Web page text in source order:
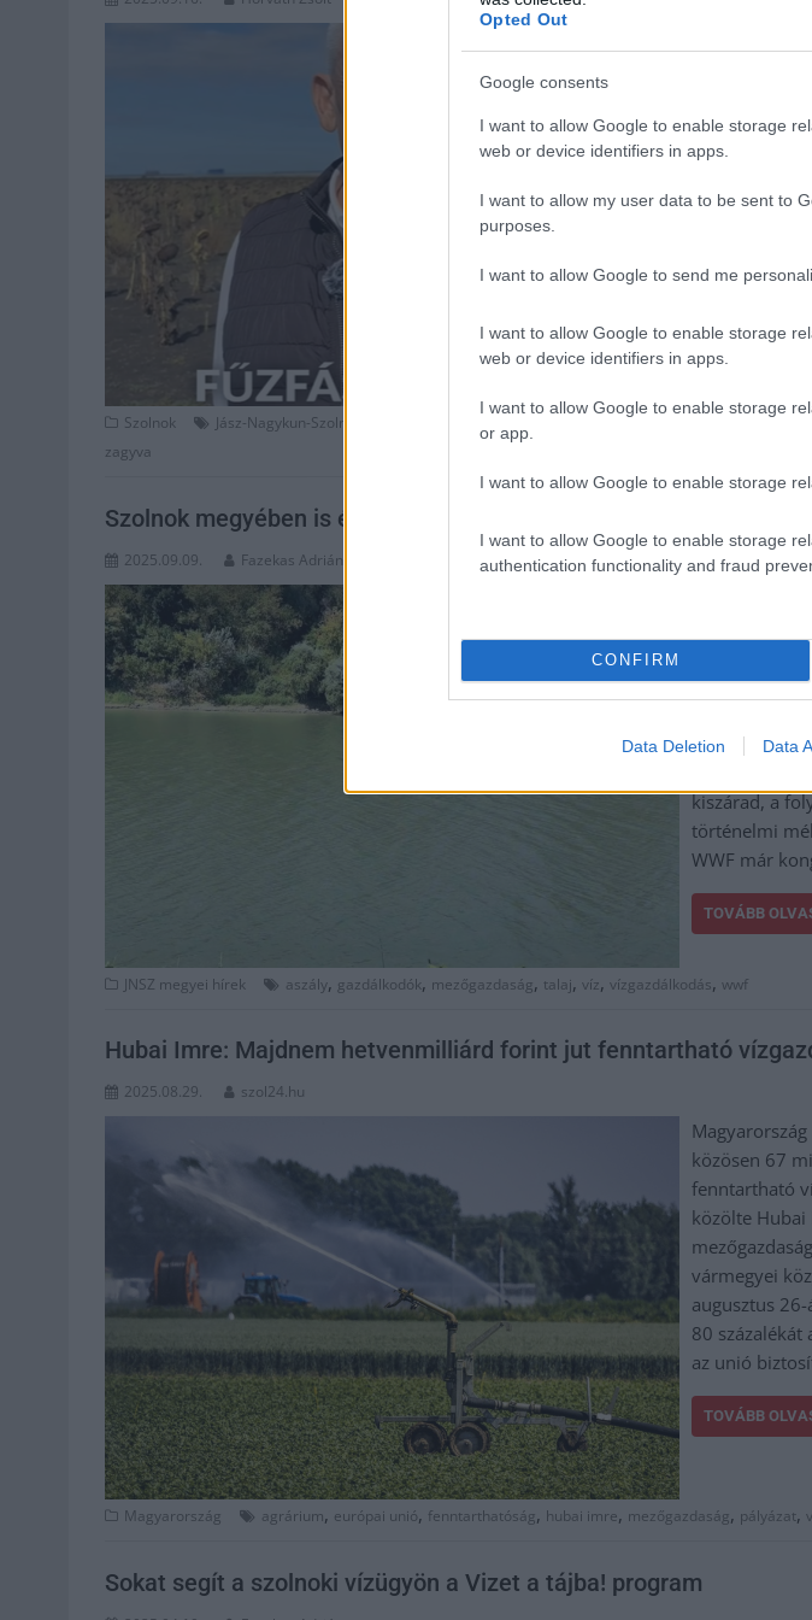
Opted Out
Google consents
I want to allow Google to enable storage
web or device identifiers in apps.
I want to allow my user data to be sent to
purposes.
I want to allow Google to send me
I want to allow Google to enable storage
web or device identifiers in apps.
I want to allow Google to enable storage
or app.
I want to allow Google to enable storage
I want to allow Google to enable storage
authentication functionality and fraud
CONFIRM
Data Deletion Data
szokásos
talaj
Szolnok Jász-Nagykun-Szolnok , , szárazság , , ,Vizet
zagyva
Szolnok megyében is érezzük: újabb aszályos év sújtja
2025.09.09. Fazekas Adrián
mennyisége
tovább
kiszárad, a
történelmi
WWF már
TOVÁBB
JNSZ megyei hírek aszály, gazdálkodók, mezőgazdaság, talaj, víz, vízgazdálkodás, wwf
Hubai Imre: Majdnem hetvenmilliárd forint jut fenntartható
2025.08.29. szol24.hu
közösen 67
fenntartható
közölte
vármegyei
augusztus
80 százalékát
az unió
TOVÁBB
Magyarország agrárium, európai unió, fenntarthatóság, hubai imre, mezőgazdaság, pályázat,
Sokat segít a szolnoki vízügyön a Vizet a tájba! program